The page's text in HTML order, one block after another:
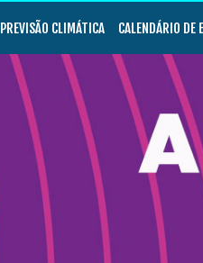
PREVISÃO CLIMÁTICA CALENDÁRIO DE